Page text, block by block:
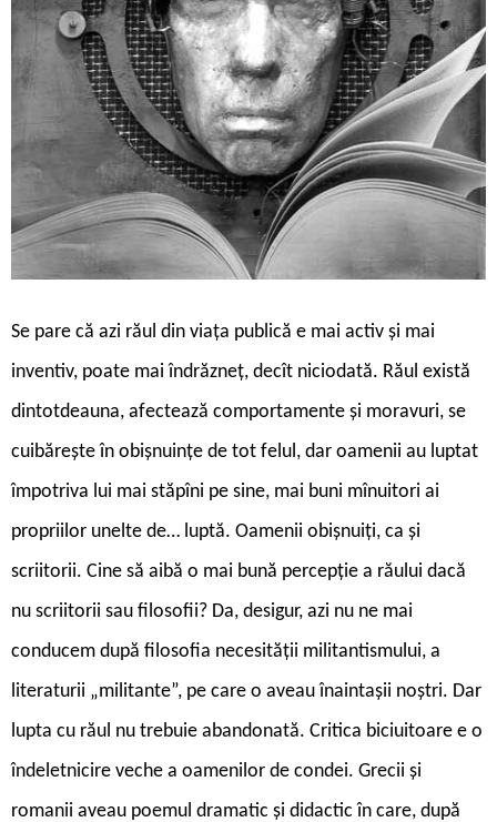
Se pare că azi răul din viața publică e mai activ și mai
inventiv, poate mai îndrăzneț, decît niciodată. Răul există
dintotdeauna, afectează comportamente și moravuri, se
cuibărește în obișnuințe de tot felul, dar oamenii au luptat
împotriva lui mai stăpîni pe sine, mai buni mînuitori ai
propriilor unelte de… luptă. Oamenii obișnuiți, ca și
scriitorii. Cine să aibă o mai bună percepție a răului dacă
nu scriitorii sau filosofii? Da, desigur, azi nu ne mai
conducem după filosofia necesității militantismului, a
literaturii „militante”, pe care o aveau înaintașii noștri. Dar
lupta cu răul nu trebuie abandonată. Critica biciuitoare e o
îndeletnicire veche a oamenilor de condei. Grecii și
romanii aveau poemul dramatic și didactic în care, după